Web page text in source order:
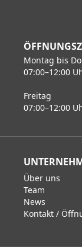
Montag bis
07:00–12:00
Freitag
07:00–12:00
Über uns
Team
News
Kontakt /